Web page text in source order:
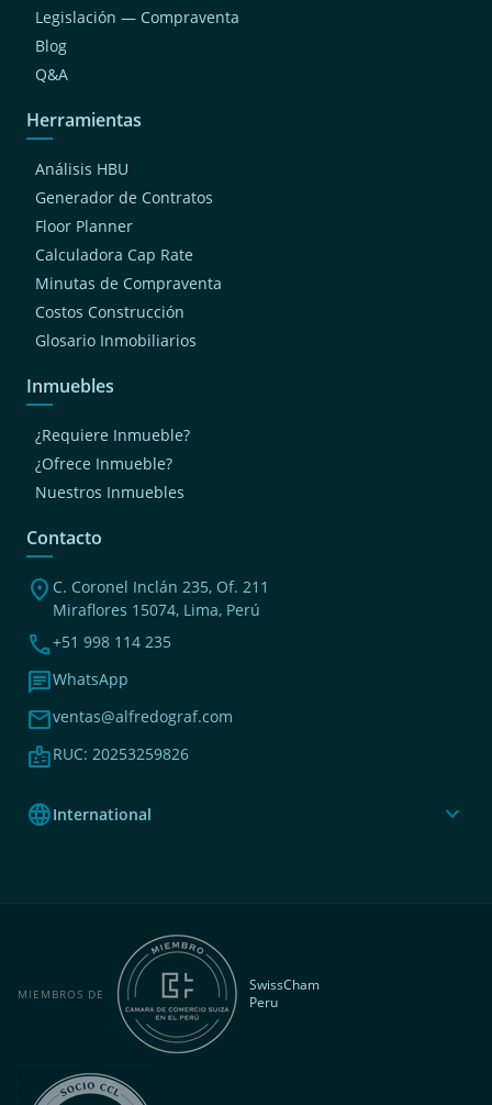
Legislación — Compraventa
Blog
Q&A
Herramientas
Análisis HBU
Generador de Contratos
Floor Planner
Calculadora Cap Rate
Minutas de Compraventa
Costos Construcción
Glosario Inmobiliarios
Inmuebles
¿Requiere Inmueble?
¿Ofrece Inmueble?
Nuestros Inmuebles
Contacto
location_on C. Coronel Inclán 235, Of. 211
Miraflores 15074, Lima, Perú
phone+51 998 114 235
chatWhatsApp
mailventas@alfredograf.com
badgeRUC: 20253259826
languageInternational expand_more
MIEMBROS DE
SwissCham
Peru